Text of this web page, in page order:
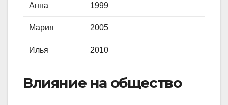
Анна 1999
Мария 2005
Илья 2010
Влияние на общество